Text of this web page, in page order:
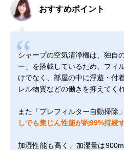
おすすめポイント
シャープの空気清浄機は、独自
ー」を搭載しているため、フィ
けでなく、部屋の中に浮遊・付
レル物質などの働きを抑えてくれ
また「プレフィルター自動掃除
しでも集じん性能が約99%持続
加湿性能も高く、加湿量は